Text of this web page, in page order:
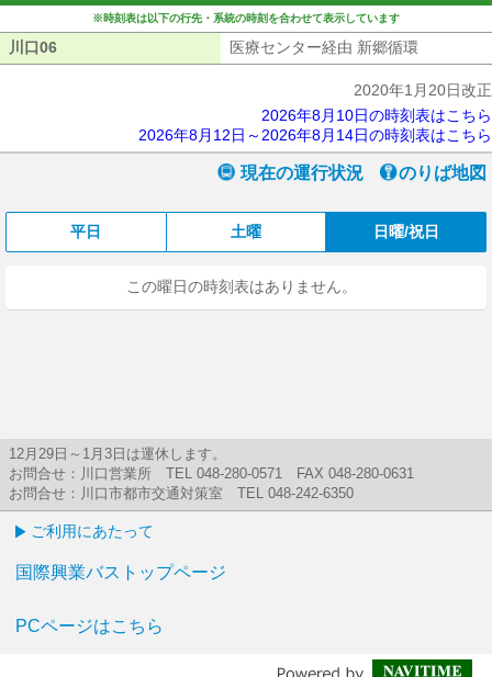
※時刻表は以下の行先・系統の時刻を合わせて表示しています
川口06 医療センター経由 新郷循環
2020年1月20日改正
2026年8月10日の時刻表はこちら
2026年8月12日～2026年8月14日の時刻表はこちら
現在の運行状況 のりば地図
平日 土曜 日曜/祝日
この曜日の時刻表はありません。
12月29日～1月3日は運休します。
お問合せ：川口営業所 TEL 048-280-0571 FAX 048-280-0631
お問合せ：川口市都市交通対策室 TEL 048-242-6350
ご利用にあたって
国際興業バストップページ
PCページはこちら